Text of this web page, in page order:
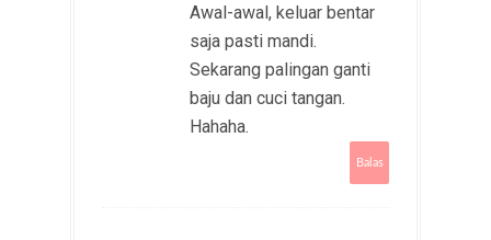
Awal-awal, keluar bentar
saja pasti mandi.
Sekarang palingan ganti
baju dan cuci tangan.
Hahaha.
Balas